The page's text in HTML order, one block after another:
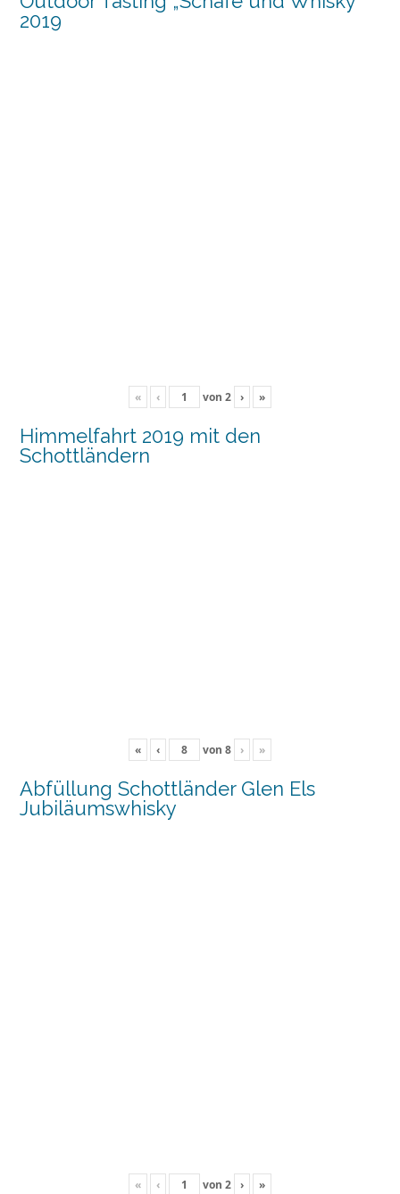
2019
« ‹ von 2 › »
Himmelfahrt 2019 mit den
Schottländern
« ‹ von 8 › »
Abfüllung Schottländer Glen Els
Jubiläumswhisky
« ‹ von 2 › »